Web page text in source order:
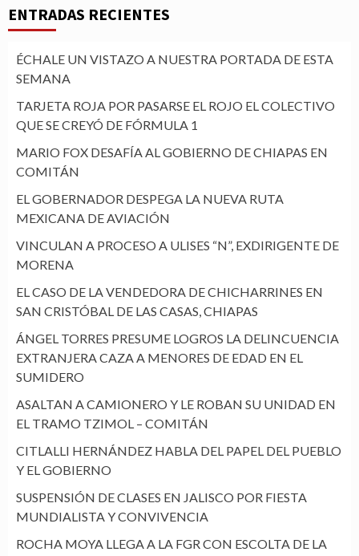
ENTRADAS RECIENTES
ÉCHALE UN VISTAZO A NUESTRA PORTADA DE ESTA
SEMANA
TARJETA ROJA POR PASARSE EL ROJO EL COLECTIVO
QUE SE CREYÓ DE FÓRMULA 1
MARIO FOX DESAFÍA AL GOBIERNO DE CHIAPAS EN
COMITÁN
EL GOBERNADOR DESPEGA LA NUEVA RUTA
MEXICANA DE AVIACIÓN
VINCULAN A PROCESO A ULISES “N”, EXDIRIGENTE DE
MORENA
EL CASO DE LA VENDEDORA DE CHICHARRINES EN
SAN CRISTÓBAL DE LAS CASAS, CHIAPAS
ÁNGEL TORRES PRESUME LOGROS LA DELINCUENCIA
EXTRANJERA CAZA A MENORES DE EDAD EN EL
SUMIDERO
ASALTAN A CAMIONERO Y LE ROBAN SU UNIDAD EN
EL TRAMO TZIMOL – COMITÁN
CITLALLI HERNÁNDEZ HABLA DEL PAPEL DEL PUEBLO
Y EL GOBIERNO
SUSPENSIÓN DE CLASES EN JALISCO POR FIESTA
MUNDIALISTA Y CONVIVENCIA
ROCHA MOYA LLEGA A LA FGR CON ESCOLTA DE LA